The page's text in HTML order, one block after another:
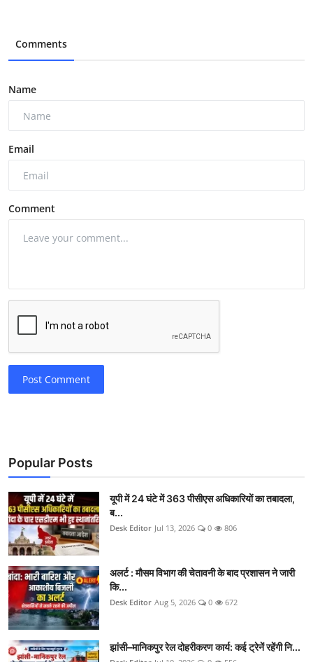
Comments
Name
Email
Comment
Post Comment
Popular Posts
यूपी में 24 घंटे में 363 पीसीएस अधिकारियों का तबादला,
ब...
Desk Editor Jul 13, 2026 0 806
अलर्ट : मौसम विभाग की चेतावनी के बाद प्रशासन ने जारी
कि...
Desk Editor Aug 5, 2026 0 672
झांसी–मानिकपुर रेल दोहरीकरण कार्य: कई ट्रेनें रहेंगी नि...